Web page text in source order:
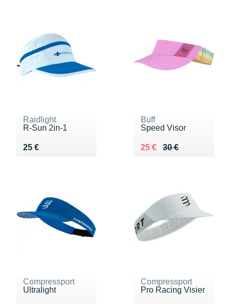
Raidlight
R-Sun 2in-1
25 €
Vendu 25 €
Buff
Speed Visor
30 €
Au lieu de 30 €
25 €
Vendu 25 €
Compressport
Ultralight
Compressport
Pro Racing Visier